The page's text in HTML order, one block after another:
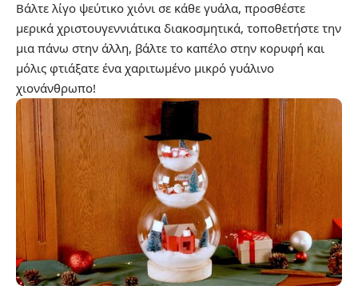
Βάλτε λίγο ψεύτικο χιόνι σε κάθε γυάλα, προσθέστε
μερικά χριστουγεννιάτικα διακοσμητικά, τοποθετήστε την
μια πάνω στην άλλη, βάλτε το καπέλο στην κορυφή και
μόλις φτιάξατε ένα χαριτωμένο μικρό γυάλινο
χιονάνθρωπο!